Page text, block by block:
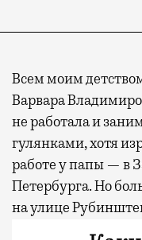
Всем моим
Варвара
не работала и
гулянками, хотя
работе у папы — в
Петербурга. Но
на улице
бабушка. Хотя